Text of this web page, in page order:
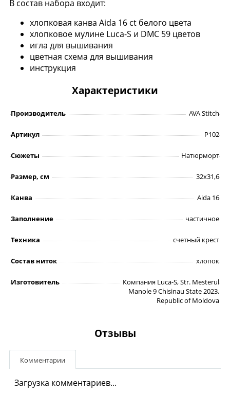
В состав набора входит:
хлопковая канва Aida 16 ct белого цвета
хлопковое мулине Luca-S и DMC 59 цветов
игла для вышивания
цветная схема для вышивания
инструкция
Характеристики
Производитель AVA Stitch
Артикул P102
Сюжеты Натюрморт
Размер, см 32х31,6
Канва Aida 16
Заполнение частичное
Техника счетный крест
Состав ниток хлопок
Изготовитель
Компания Luca-S, Str. Mesterul
Manole 9 Chisinau State 2023,
Republic of Moldova
Отзывы
Комментарии
Загрузка комментариев...